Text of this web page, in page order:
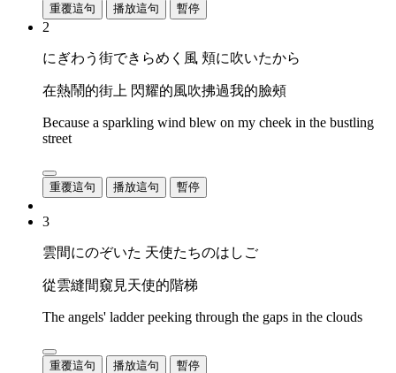
重覆這句 播放這句 暫停
2
にぎわう街できらめく風 頬に吹いたから
在熱鬧的街上 閃耀的風吹拂過我的臉頰
Because a sparkling wind blew on my cheek in the bustling
street
重覆這句 播放這句 暫停
3
雲間にのぞいた 天使たちのはしご
從雲縫間窺見天使的階梯
The angels' ladder peeking through the gaps in the clouds
重覆這句 播放這句 暫停